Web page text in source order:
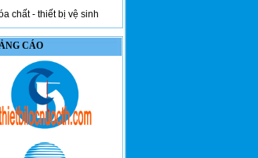
M-8256
chất - thiết bị vệ sinh
CÁO